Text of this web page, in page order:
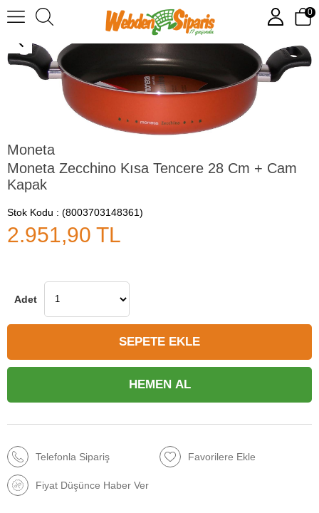
0
Moneta Zecchino Kısa Tencere 28 Cm + Cam Kapak
Moneta
Moneta Zecchino Kısa Tencere 28 Cm + Cam
Kapak
Stok Kodu (8003703148361)
2.951,90 TL
Telefonla Sipariş Favorilere Ekle
Fiyat Düşünce Haber Ver